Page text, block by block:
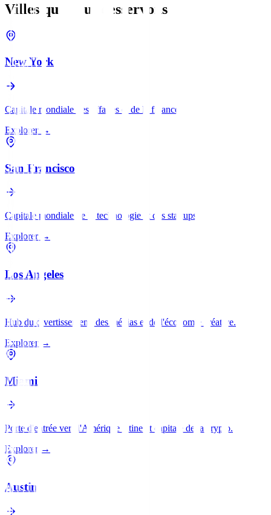
Villes que nous desservons
New York
Capitale mondiale des affaires et de la finance.
Explorer→
San Francisco
Capitale mondiale de la technologie et des startups.
Explorer →
Los Angeles
Hub du divertissement, des médias et de l'économie créative.
Explorer→
Miami
Porte d'entrée vers l'Amérique latine et capitale de la crypto.
Explorer →
Austin